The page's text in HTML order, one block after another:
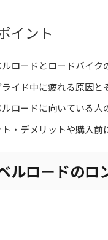
イント
ロードとロードバイク
ライド中に疲れる原因と
ロードに向いている人
ト・デメリットや購入前
ルロードのロ